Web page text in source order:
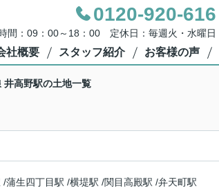
0120-920-616
間：09：00～18：00 定休日：毎週火・水曜日
社概要 スタッフ紹介 お客様の声
井高野駅の土地一覧
/蒲生四丁目駅 /横堤駅 /関目高殿駅 /弁天町駅